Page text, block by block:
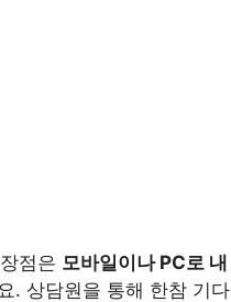
점은 모바일이나 PC로 내
. 상담원을 통해 한참 기다